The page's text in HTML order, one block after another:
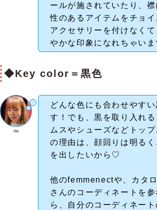
ールが施されていたり、
性のあるアイテムをチョイ
アクセサリーを付けなく
やかな印象になれちゃいま
◆Key color＝黒色
rie
どんな色にも合わせやす
す！でも、黒を取り入れる
ムスやシューズなどトッ
の理由は、顔回りは明るく
を出したいから♡
他のfemmenectや、カタ
さんのコーディネートを
ら、自分のコーディネー